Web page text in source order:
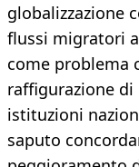
globalizzazione
flussi migratori
come problema
raffigurazione
istituzioni
saputo